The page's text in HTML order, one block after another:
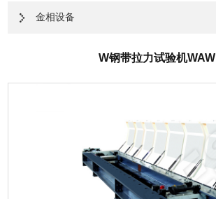
金相设备
W钢带拉力试验机WAW